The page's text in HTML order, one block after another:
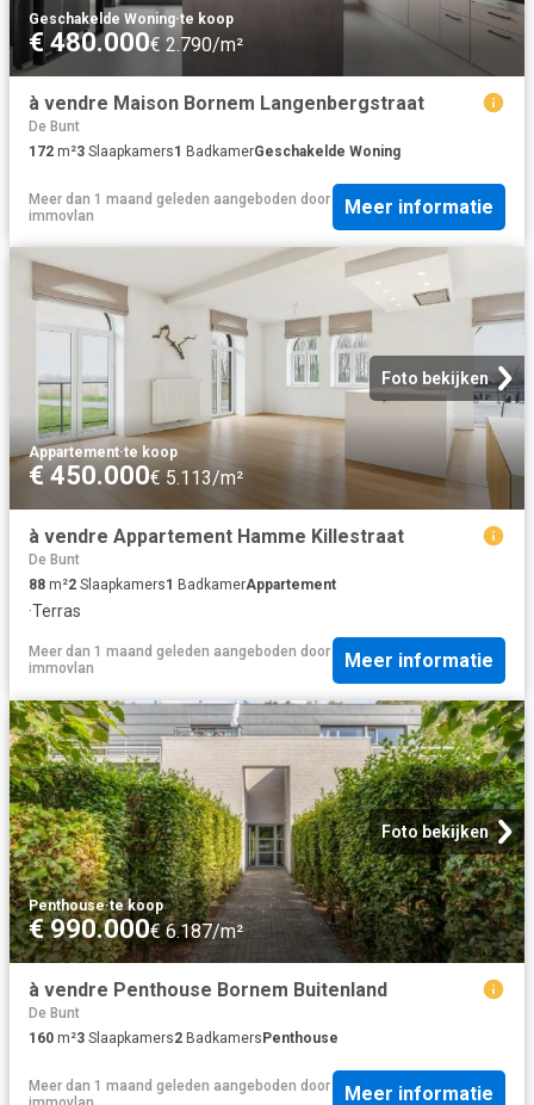
Geschakelde Woning·te koop
€ 480.000€ 2.790/m²
à vendre Maison Bornem Langenbergstraat
De Bunt
172 m²3 Slaapkamers1 BadkamerGeschakelde Woning
Meer dan 1 maand geleden aangeboden door
immovlan
Meer informatie
Foto bekijken
Appartement·te koop
€ 450.000€ 5.113/m²
à vendre Appartement Hamme Killestraat
De Bunt
88 m²2 Slaapkamers1 BadkamerAppartement
·Terras
Meer dan 1 maand geleden aangeboden door
immovlan
Meer informatie
Foto bekijken
Penthouse·te koop
€ 990.000€ 6.187/m²
à vendre Penthouse Bornem Buitenland
De Bunt
160 m²3 Slaapkamers2 BadkamersPenthouse
Meer dan 1 maand geleden aangeboden door
Meer informatie